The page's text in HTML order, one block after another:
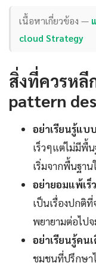
เนื้อหาเกี่ยวข้อง —
cloud Strategy
สิ่งที่ควรหลี
pattern
อย่าเรียนรู้แ
เร็วๆแต่ไม่มีพื้
เริ่มจากพื้นฐา
อย่ายอมแพ้เร็
เป็นเรื่องปกติ
พยายามต่อไป
อย่าเรียนรู้คน
ชุมชนที่ปรึกษาไ